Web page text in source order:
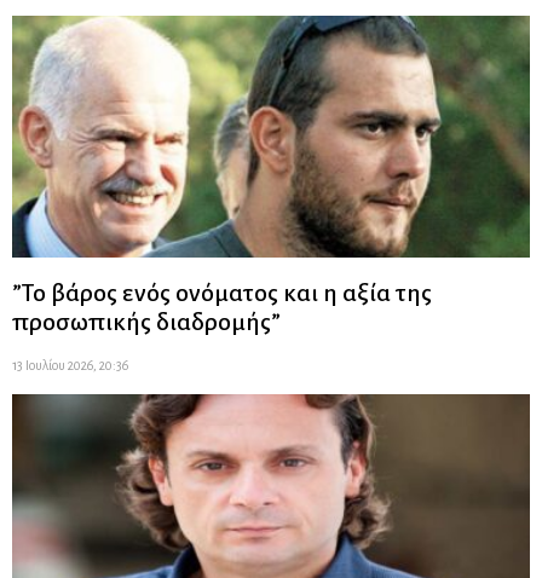
”Το βάρος ενός ονόματος και η αξία της
προσωπικής διαδρομής”
13 Ιουλίου 2026, 20:36